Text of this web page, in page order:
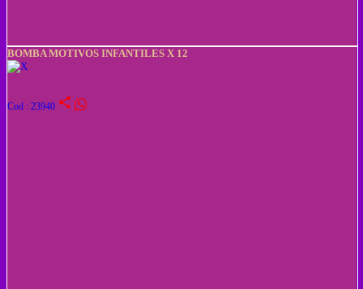
BOMBA MOTIVOS INFANTILES X 12
Cod : 23940 share